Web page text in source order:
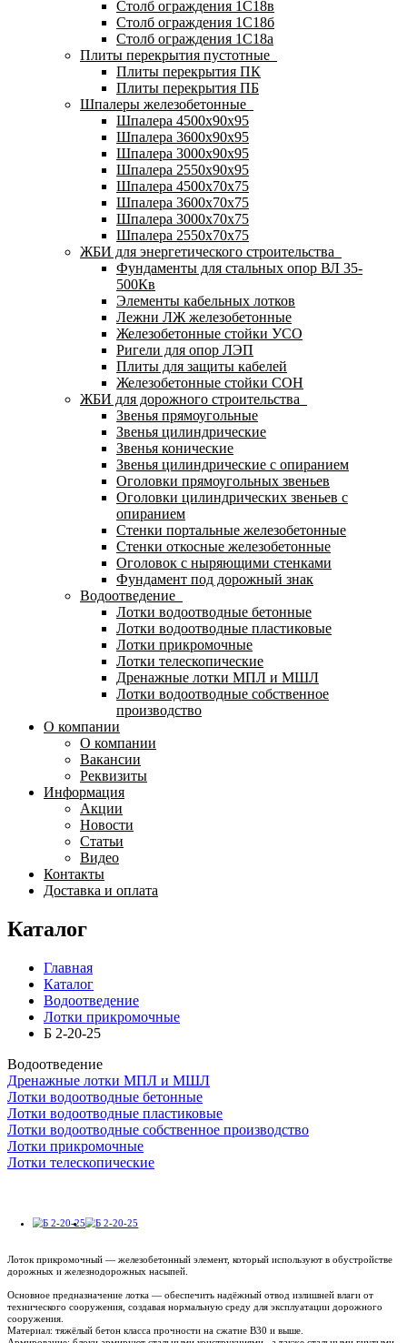
Столб ограждения 1С18в
Столб ограждения 1С18б
Столб ограждения 1С18а
Плиты перекрытия пустотные
Плиты перекрытия ПК
Плиты перекрытия ПБ
Шпалеры железобетонные
Шпалера 4500х90х95
Шпалера 3600х90х95
Шпалера 3000х90х95
Шпалера 2550х90х95
Шпалера 4500х70х75
Шпалера 3600х70х75
Шпалера 3000х70х75
Шпалера 2550х70х75
ЖБИ для энергетического строительства
Фундаменты для стальных опор ВЛ 35-
500Кв
Элементы кабельных лотков
Лежни ЛЖ железобетонные
Железобетонные стойки УСО
Ригели для опор ЛЭП
Плиты для защиты кабелей
Железобетонные стойки СОН
ЖБИ для дорожного строительства
Звенья прямоугольные
Звенья цилиндрические
Звенья конические
Звенья цилиндрические с опиранием
Оголовки прямоугольных звеньев
Оголовки цилиндрических звеньев с
опиранием
Стенки портальные железобетонные
Стенки откосные железобетонные
Оголовок с ныряющими стенками
Фундамент под дорожный знак
Водоотведение
Лотки водоотводные бетонные
Лотки водоотводные пластиковые
Лотки прикромочные
Лотки телескопические
Дренажные лотки МПЛ и МШЛ
Лотки водоотводные собственное
производство
О компании
О компании
Вакансии
Реквизиты
Информация
Акции
Новости
Статьи
Видео
Контакты
Доставка и оплата
Каталог
Главная
Каталог
Водоотведение
Лотки прикромочные
Б 2-20-25
Водоотведение
Дренажные лотки МПЛ и МШЛ
Лотки водоотводные бетонные
Лотки водоотводные пластиковые
Лотки водоотводные собственное производство
Лотки прикромочные
Лотки телескопические